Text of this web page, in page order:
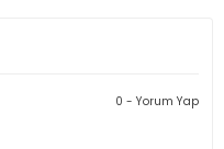
0 - Yorum Yap